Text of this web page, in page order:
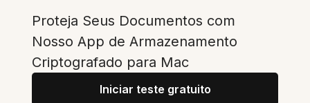
Proteja Seus Documentos com
Nosso App de Armazenamento
Criptografado para Mac
Iniciar teste gratuito